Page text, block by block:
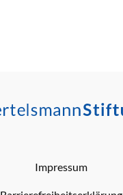
Impressum